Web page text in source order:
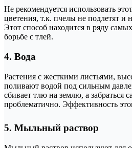
Не рекомендуется использовать
цветения, т.к. пчелы не подлетят и
Этот способ находится в ряду
борьбе с тлей.
4. Вода
Растения с жесткими листьями,
поливают водой под сильным
сбивает тлю на землю, а забраться
проблематично. Эффективность
5. Мыльный раствор